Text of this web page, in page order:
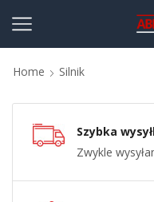
Home Silnik
Szybka
Zwykle